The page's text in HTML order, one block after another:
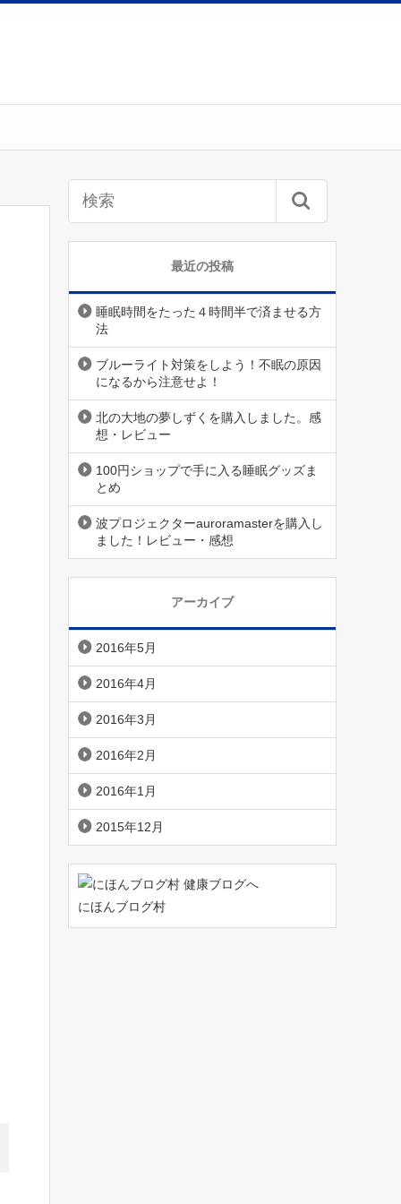
最近の投稿
睡眠時間をたった４時間半で済ませる方
法
ブルーライト対策をしよう！不眠の原因
になるから注意せよ！
北の大地の夢しずくを購入しました。感
想・レビュー
100円ショップで手に入る睡眠グッズま
とめ
波プロジェクターauroramasterを購入し
ました！レビュー・感想
アーカイブ
2016年5月
2016年4月
2016年3月
2016年2月
2016年1月
2015年12月
にほんブログ村